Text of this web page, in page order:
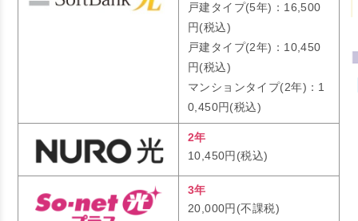
戸建タイプ(5年)：16,500
円(税込)
戸建タイプ(2年)：10,450
円(税込)
マンションタイプ(2年)：1
0,450円(税込)
2年
10,450円(税込)
3年
20,000円(不課税)